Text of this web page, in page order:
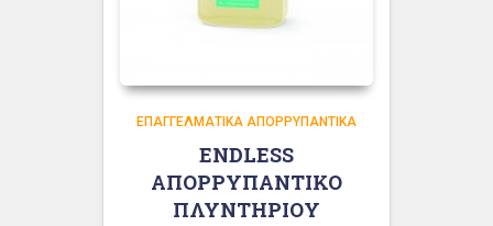
ΕΠΑΓΓΕΛΜΑΤΙΚΆ ΑΠΟΡΡΥΠΑΝΤΙΚΆ
ENDLESS
ΑΠΟΡΡΥΠΑΝΤΙΚΟ
ΠΛΥΝΤΗΡΙΟΥ